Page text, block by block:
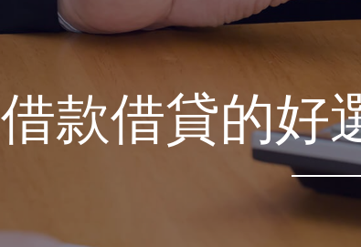
借款借貸的好